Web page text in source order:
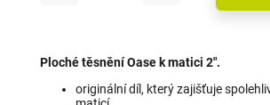
Ploché těsnění Oase k matici 2".
originální díl, který zajišťuje